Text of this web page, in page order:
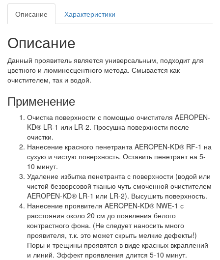
Описание Характеристики
Описание
Данный проявитель является универсальным, подходит для
цветного и люминесцентного метода. Смывается как
очистителем, так и водой.
Применение
Очистка поверхности с помощью очистителя AEROPEN-
KD® LR-1 или LR-2. Просушка поверхности после
очистки.
Нанесение красного пенетранта AEROPEN-KD® RF-1 на
сухую и чистую поверхность. Оставить пенетрант на 5-
10 минут.
Удаление избытка пенетранта с поверхности (водой или
чистой безворсовой тканью чуть смоченной очистителем
AEROPEN-KD® LR-1 или LR-2). Высушить поверхность.
Нанесение проявителя AEROPEN-KD® NWE-1 с
расстояния около 20 см до появления белого
контрастного фона. (Не следует наносить много
проявителя, т.к. это может скрыть мелкие дефекты!)
Поры и трещины проявятся в виде красных вкраплений
и линий. Эффект проявления длится 5-10 минут.